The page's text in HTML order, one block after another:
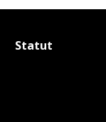
Statut